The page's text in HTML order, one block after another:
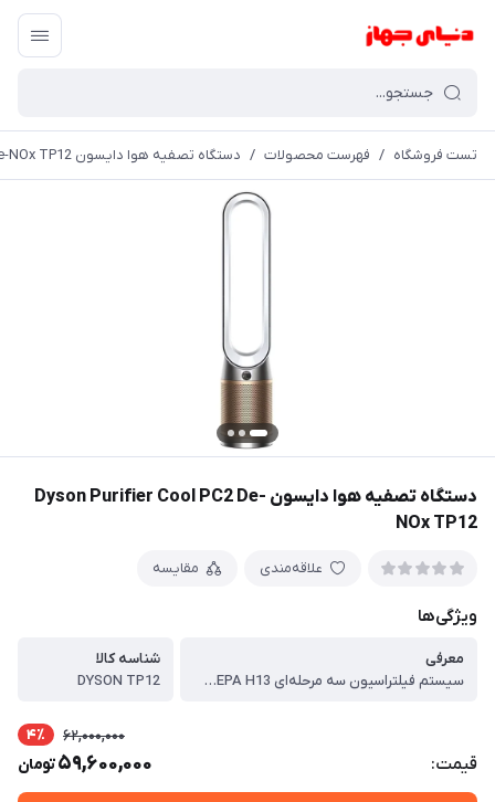
تست فروشگاه / فهرست محصولات / دستگاه تصفیه هوا دایسون Dyson Purifier Cool PC2 De-NOx TP12
دستگاه تصفیه هوا دایسون Dyson Purifier Cool PC2 De-
NOx TP12
علاقه‌مندی مقایسه
ویژگی‌ها
معرفی
سیستم فیلتراسیون سه مرحله‌ای HEPA H13 کاملاً آب‌بندی شده، 99.95٪ از ذرات بسیار ریز را حذف می‌کند.⁴ ، بوها و گازها را حذف کرده و به طور مداوم فرمالدئید را تجزیه می‌کند.⁶ ، سازگار با خانه هوشمند و متصل به برنامه MyDyson™.⁸ ، کیفیت هوا را از هر مکانی با برنامه MyDyson™ کنترل و نظارت کنید.⁷ سرویس‌های کنترل صوتی نیز امکان عملکرد بدون لمس را فراهم می‌کنند.⁸ ، با Dyson Purifier Cool PC2 برنامه‌ریزی کنید و گزارش‌های کیفیت هوای شخصی‌سازی شده را در برنامه MyDyson™ دریافت کنید.⁷ ، 2 در 1: دستگاه تصفیه هوا و فن ، به طور مداوم فرمالدئید را تجزیه می‌کند.* ، مناسب برای مبتلایان به آلرژی - آلرژن‌ها (مانند گرد و غبار خانه، موی حیوانات خانگی یا گرده) را از هوای اتاق فیلتر می‌کند و 99.95٪ از ذرات بسیار ریز را حذف می‌کند.*** ، خنک کننده جریان هوا در تابستان. ، تشخیص و گزارش می‌دهد ، سنسورها به طور خودکار ذرات و گازهای موجود در هوا را تشخیص می‌دهند، سپس آنها را تشخیص داده و به صورت بلادرنگ روی صفحه نمایش LCD گزارش می‌دهند. ، تجزیه می‌کند ، سنسورهای ویژه مولکول‌های فرمالدئید را تشخیص داده و به طور مداوم آنها را تجزیه می‌کنند.1 ، فیلترهای HEPA و کربن فعال را حذف می‌کند. گازها و 99.95٪ از آلاینده‌ها را از هوا حذف می‌کند.2 ، کاملاً مطابق با استاندارد HEPA-13 آب‌بندی شده است ، نه تنها فیلتر، بلکه کل دستگاه مطابق با استاندارد HEPA-13 است.3 آنچه وارد دستگاه می‌شود در آنجا می‌ماند. ، فیلتراسیون پیشرفته جدید NO₂ ، تصفیه هوای پیشرفته به طور خودکار 50٪ NO₂ بیشتری را جذب می‌کند. ، 20٪ بی‌صداتر ، به لطف کاهش تلاطم هوا، آکوستیک بهینه شده است. 20٪ بی‌صداتر از مدل قبلی. ، فناوری پراکنده Air Multiplier™ تضمین می‌کند که هوای تصفیه شده در سراسر اتاق توزیع شود.4 ، جریان هوای خنک در تابستان ، در دماهای بالاتر، جریان قوی هوای تصفیه شده، اثر خنک‌کنندگی دلپذیری را فراهم می‌کند. ، حالت انتشار ، جریان هوا را از پشت دستگاه هدایت می‌کند. ، چرخش تا 350 درجه ، چرخش قابل تنظیم، هوای تصفیه شده را در سراسر اتاق توزیع می‌کند.4 ، حالت شب ، کیفیت هوا را کنترل می‌کند و هوا را با حجم کمتر و با صفحه نمایش کم‌نور تصفیه می‌کند. ، کنترل برنامه با برنامه MyDyson™ ، اطلاعات مربوط به تصفیه هوا، عمر فیلتر، کنترل از راه دور و موارد دیگر. کیفیت هوای داخل ساختما
شناسه کالا
DYSON TP12
قیمت:
62,000,000 4٪
59,600,000تومان